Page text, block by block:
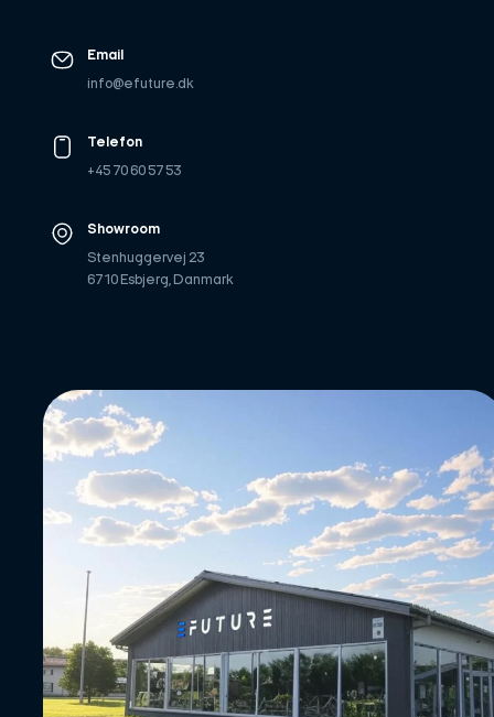
Email
info@efuture.dk
Telefon
+45 70 60 57 53
Showroom
Stenhuggervej 23
6710 Esbjerg, Danmark